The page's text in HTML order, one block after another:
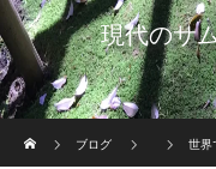
現代のサ
ブログ
世界